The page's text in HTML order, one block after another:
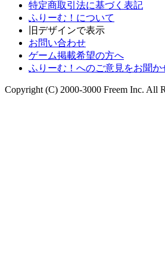
特定商取引法に基づく表記
ふりーむ！について
旧デザインで表示
お問い合わせ
ゲーム掲載希望の方へ
ふりーむ！へのご意見をお聞か
Copyright (C) 2000-3000 Freem Inc. All